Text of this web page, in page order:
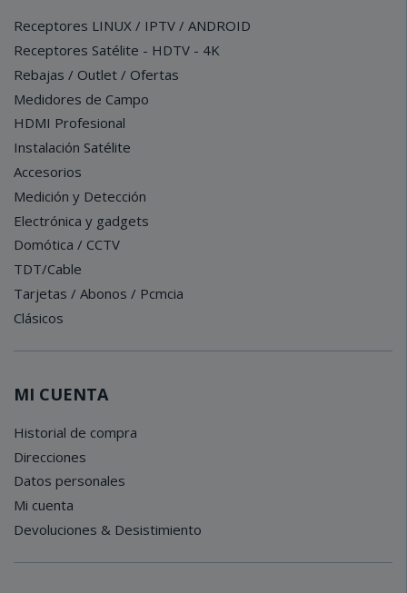
Receptores LINUX / IPTV / ANDROID
Receptores Satélite - HDTV - 4K
Rebajas / Outlet / Ofertas
Medidores de Campo
HDMI Profesional
Instalación Satélite
Accesorios
Medición y Detección
Electrónica y gadgets
Domótica / CCTV
TDT/Cable
Tarjetas / Abonos / Pcmcia
Clásicos
MI CUENTA
Historial de compra
Direcciones
Datos personales
Mi cuenta
Devoluciones & Desistimiento